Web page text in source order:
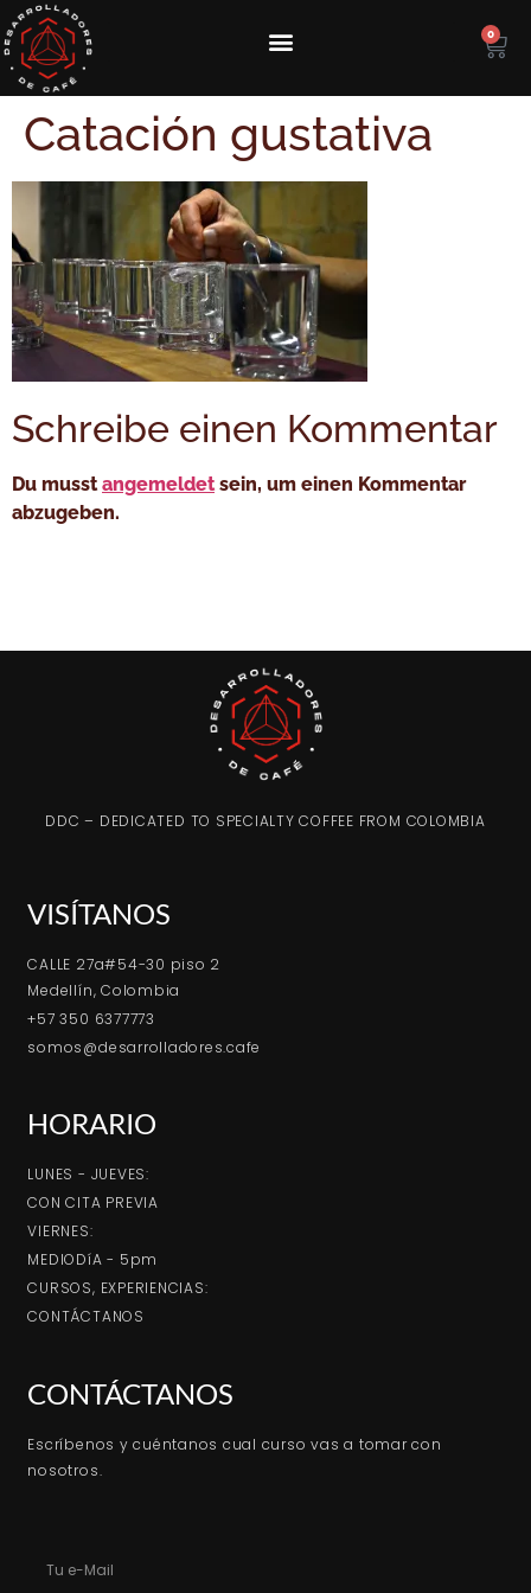
0
Catación gustativa
Schreibe einen Kommentar
Du musstangemeldetsein, um einen Kommentar
abzugeben.
DDC – DEDICATED TO SPECIALTY COFFEE FROM COLOMBIA
VISÍTANOS
CALLE 27a#54-30 piso 2
Medellín, Colombia
+57 350 6377773
somos@desarrolladores.cafe
HORARIO
LUNES - JUEVES:
CON CITA PREVIA
VIERNES:
MEDIODíA - 5pm
CURSOS, EXPERIENCIAS:
CONTÁCTANOS
CONTÁCTANOS
Escríbenos y cuéntanos cual curso vas a tomar con
nosotros.